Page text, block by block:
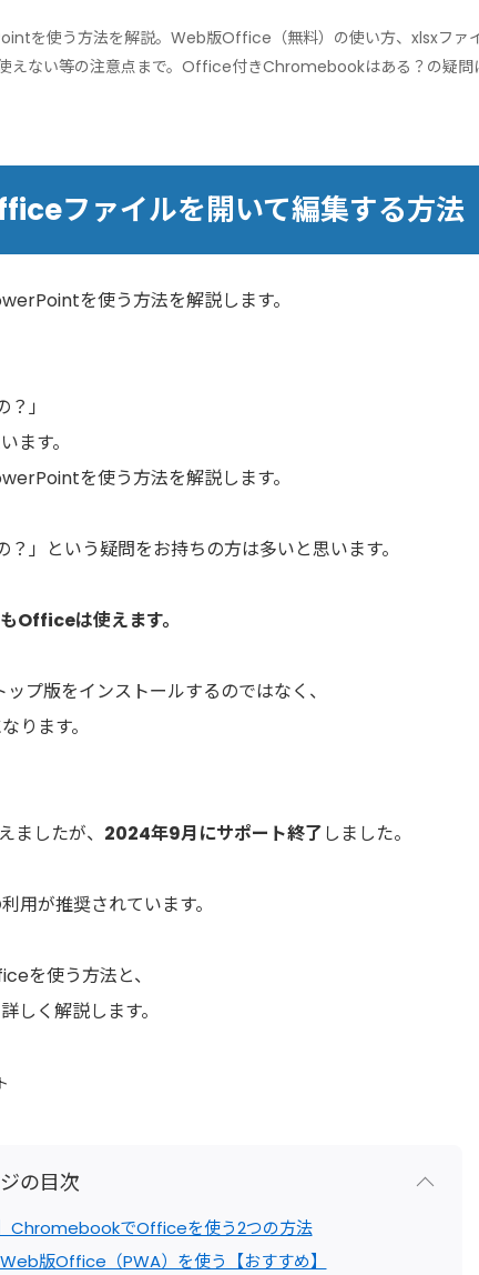
を使う方法を解説。Web版Office（無料）の使い方、xlsxファ
えない等の注意点まで。Office付きChromebookはある？の疑問
ファイルを開いて編集する方法
を使う方法を解説します。
」
ます。
を使う方法を解説します。
」という疑問をお持ちの方は多いと思います。
Officeは使えます。
プ版をインストールするのではなく、
ります。
したが、 2024年9月にサポート終了しました。
用が推奨されています。
を使う方法と、
しく解説します。
の目次
】ChromebookでOfficeを使う2つの方法
版Office（PWA）を使う【おすすめ】